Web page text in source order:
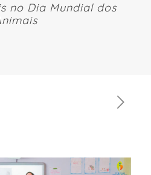
no Dia Mundial dos